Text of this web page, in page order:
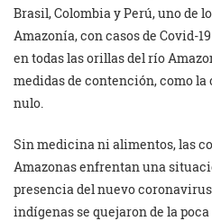
Brasil, Colombia y Perú, uno de
Amazonía, con casos de Covid-
en todas las orillas del río
medidas de contención, como
nulo.
Sin medicina ni alimentos, las
Amazonas enfrentan una
presencia del nuevo
indígenas se quejaron de la